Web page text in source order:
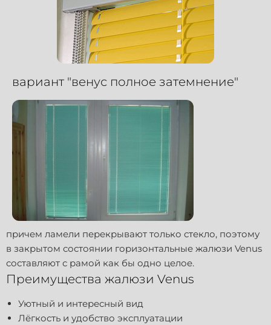
вариант "венус полное затемнение"
причем ламели перекрывают только стекло, поэтому
в закрытом состоянии горизонтальные жалюзи Venus
составляют с рамой как бы одно целое.
Преимущества жалюзи Venus
Уютный и интересный вид
Лёгкость и удобство эксплуатации